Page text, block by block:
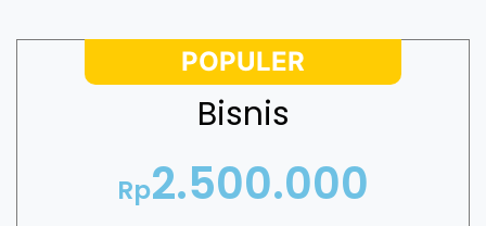
POPULER
Bisnis
Rp2.500.000